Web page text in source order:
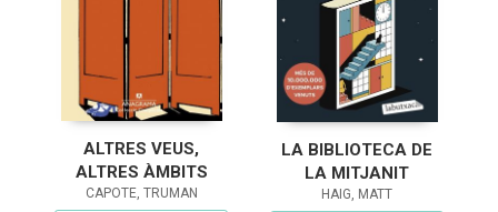
ALTRES VEUS,
ALTRES ÀMBITS
CAPOTE, TRUMAN
LA BIBLIOTECA DE
LA MITJANIT
HAIG, MATT